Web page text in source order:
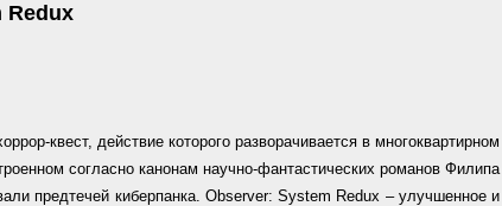
Redux
квест, действие которого разворачивается в многоквартирном
согласно канонам научно-фантастических романов Филипа
предтечей киберпанка. Observer: System Redux – улучшенное и